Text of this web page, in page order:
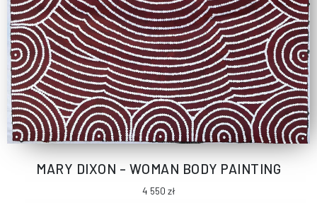
MARY DIXON – WOMAN BODY PAINTING
4 550 zł